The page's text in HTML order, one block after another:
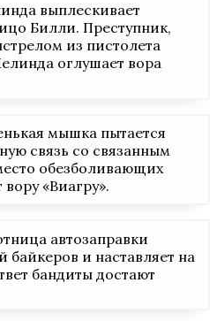
выплескивает
Билли. Преступник,
из пистолета
оглушает вора
мышка пытается
связь со связанным
обезболивающих
вору «Виагру».
автозаправки
байкеров и наставляет на
бандиты достают